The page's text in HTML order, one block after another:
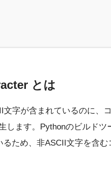
とは
字が含まれているのに、
します。Pythonのビルドツ
ため、非ASCII文字を含む